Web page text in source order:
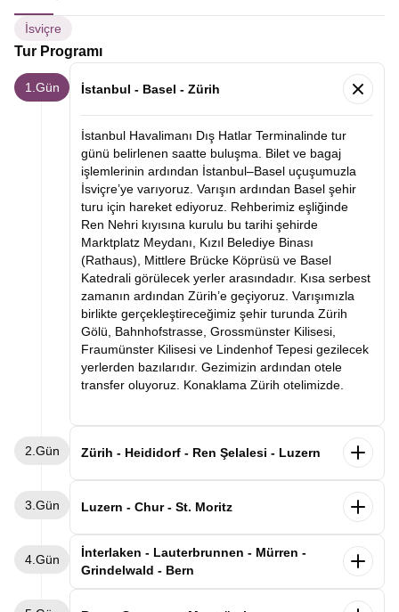
İsviçre
Tur Programı
1.Gün İstanbul - Basel - Zürih
İstanbul Havalimanı Dış Hatlar Terminalinde tur
günü belirlenen saatte buluşma. Bilet ve bagaj
işlemlerinin ardından İstanbul–Basel uçuşumuzla
İsviçre’ye varıyoruz. Varışın ardından Basel şehir
turu için hareket ediyoruz. Rehberimiz eşliğinde
Ren Nehri kıyısına kurulu bu tarihi şehirde
Marktplatz Meydanı, Kızıl Belediye Binası
(Rathaus), Mittlere Brücke Köprüsü ve Basel
Katedrali görülecek yerler arasındadır. Kısa serbest
zamanın ardından Zürih’e geçiyoruz. Varışımızla
birlikte gerçekleştireceğimiz şehir turunda Zürih
Gölü, Bahnhofstrasse, Grossmünster Kilisesi,
Fraumünster Kilisesi ve Lindenhof Tepesi gezilecek
yerlerden bazılarıdır. Gezimizin ardından otele
transfer oluyoruz. Konaklama Zürih otelimizde.
2.Gün Zürih - Heididorf - Ren Şelalesi - Luzern
Köyü’ne (Heididorf) doğru yola çıkıyoruz.
Çocukluğumuzun sevilen çizgi filmi Heidi’nin geçtiği
müzesi bizleri bekliyor. Gezimizin ardından
Avrupa’nın en büyük şelalesi olan Ren Şelalesi
3.Gün Luzern - Chur - St. Moritz
Sabah kahvaltısının ardından Luzern şehir
turumuzu gerçekleştiriyoruz. Göl kıyısında kurulu
bu zarif şehirde Ahşap Şapel Köprüsü
4.Gün
İnterlaken - Lauterbrunnen - Mürren -
Grindelwald - Bern